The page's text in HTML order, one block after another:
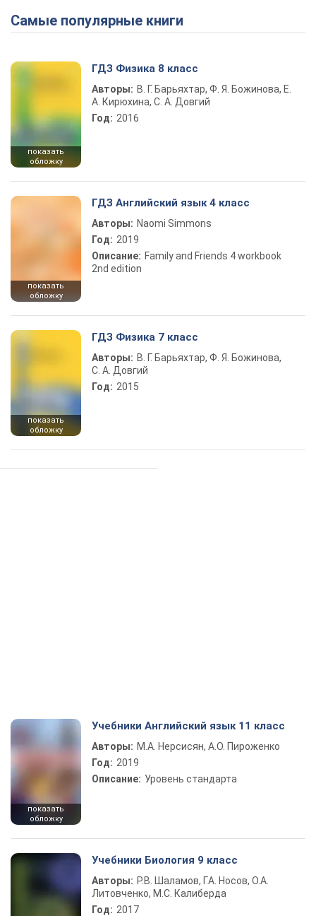
Play Video
Самые популярные книги
показать
обложку
ГДЗ Физика 8 класс
Авторы: В. Г. Барьяхтар, Ф. Я. Божинова, Е.
А. Кирюхина, С. А. Довгий
Год: 2016
показать
обложку
ГДЗ Английский язык 4 класс
Авторы: Naomi Simmons
Год: 2019
Описание: Family and Friends 4 workbook
2nd edition
показать
обложку
ГДЗ Физика 7 класс
Авторы: В. Г. Барьяхтар, Ф. Я. Божинова,
С. А. Довгий
Год: 2015
показать
обложку
Учебники Английский язык 11 класс
Авторы: М.А. Нерсисян, А.О. Пироженко
Год: 2019
Описание: Уровень стандарта
Учебники Биология 9 класс
Авторы: Р.В. Шаламов, Г.А. Носов, О.А.
Литовченко, М.С. Калиберда
Год: 2017